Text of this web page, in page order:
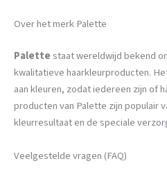
Over het merk Palette
Palettestaat wereldwijd bekend
kwalitatieve haarkleurproducten.
aan kleuren, zodat iedereen zijn of
producten van Palette zijn populair
kleurresultaat en de speciale
Veelgestelde vragen (FAQ)